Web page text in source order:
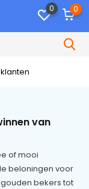
0 0
van
of mooi
beloningen voor
bekers tot